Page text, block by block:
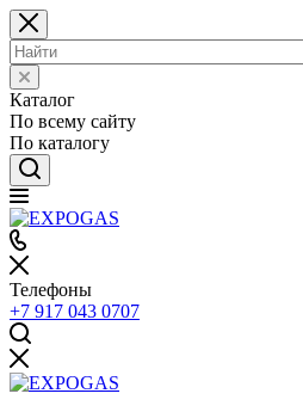
Каталог
По всему сайту
По каталогу
Телефоны
+7 917 043 0707